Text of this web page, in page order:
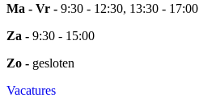
Ma - Vr - 9:30 - 12:30, 13:30 - 17:00
Za - 9:30 - 15:00
Zo - gesloten
Vacatures